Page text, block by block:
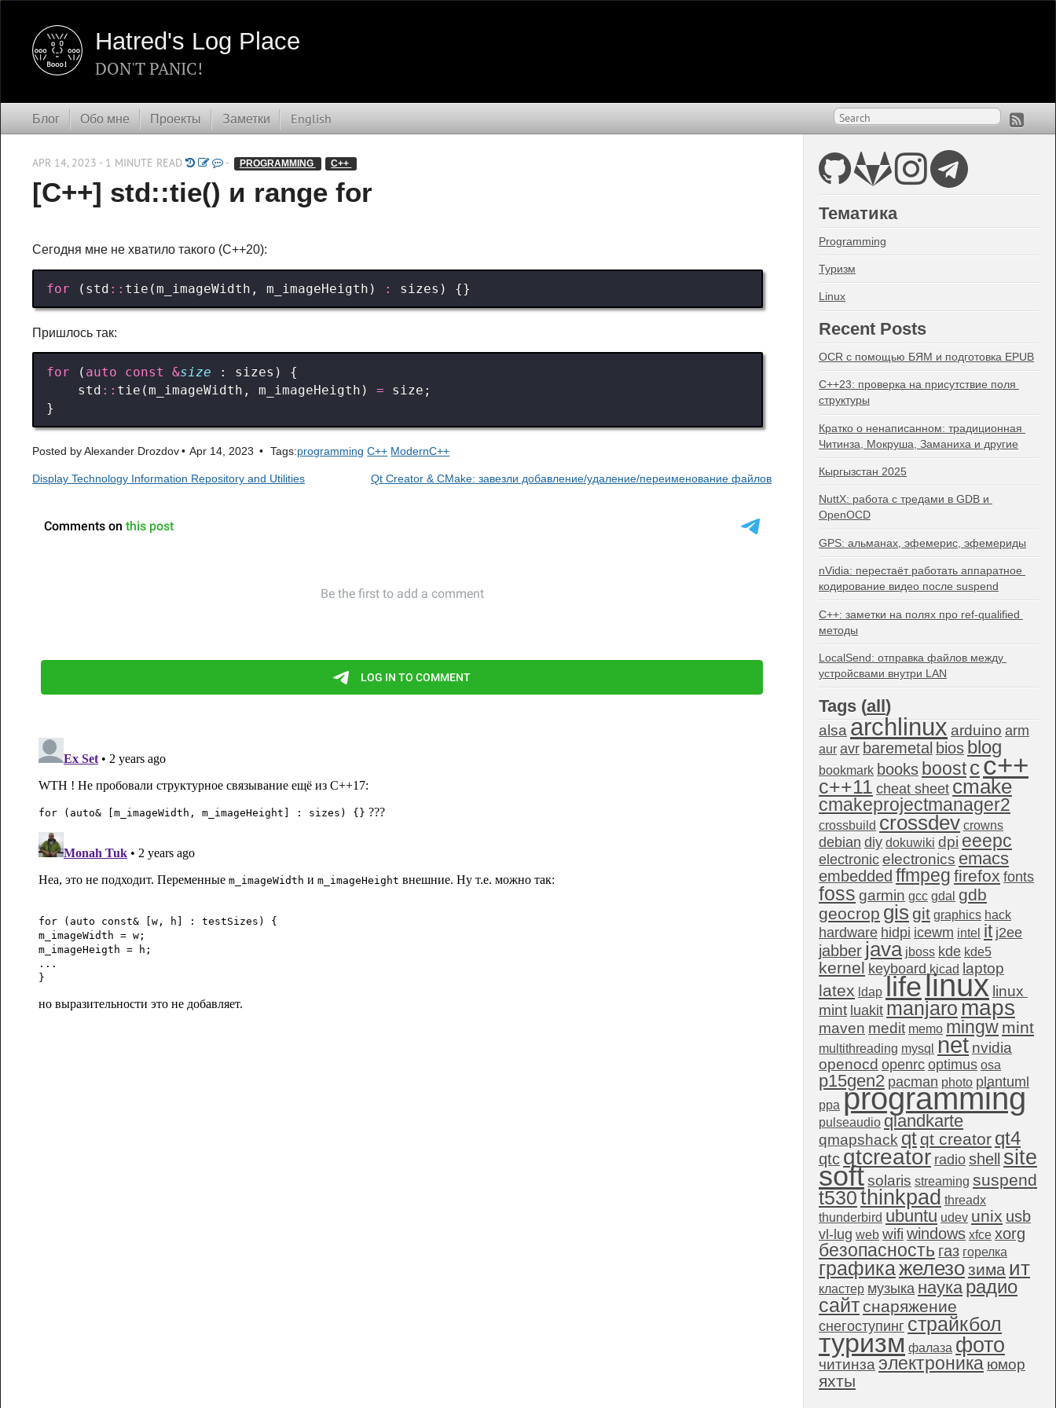
Hatred's Log Place
DON'T PANIC!
Блог Обо мне Проекты Заметки English
APR 14, 2023 - 1 MINUTE READ - PROGRAMMING C++
[C++] std::tie() и range for
Сегодня мне не хватило такого (C++20):
for ( std :: tie (m_imageWidth , m_imageHeigth ) : sizes ) {}
Пришлось так:
for ( auto const &size : sizes )
{
std :: tie (m_imageWidth , m_imageHeigth ) = size ;
}
Posted by Alexander Drozdov Apr 14, 2023 Tags:programming C++ ModernC++
Display Technology Information Repository and Utilities Qt Creator & CMake: завезли добавление/удаление/переименование файлов
Тематика
Programming
Туризм
Linux
Recent Posts
OCR с помощью БЯМ и подготовка EPUB
C++23: проверка на присутствие поля
структуры
Кратко о ненаписанном: традиционная
Читинза, Мокруша, Заманиха и другие
Кыргызстан 2025
NuttX: работа с тредами в GDB и
OpenOCD
GPS: альманах, эфемерис, эфемериды
nVidia: перестаёт работать аппаратное
кодирование видео после suspend
C++: заметки на полях про ref-qualified
методы
LocalSend: отправка файлов между
устройсвами внутри LAN
Tags (all)
alsaarchlinux arduino arm
aur avr baremetal bios blog
bookmark books boost cc++
c++11 cheat sheet cmake
cmakeprojectmanager2
crossbuild crossdev crowns
debian diy dokuwiki dpi eeepc
electronic electronics emacs
embedded ffmpeg firefox fonts
foss garmin gcc gdal gdb
geocrop gis git graphics hack
hardware hidpi icewm intel it j2ee
jabber java jboss kde kde5
kernel keyboard kicad laptop
latex ldap lifelinux linux
mint luakit manjaromaps
maven medit memo mingw mint
multithreading mysql net nvidia
openocd openrc optimus osa
p15gen2 pacman photo plantuml
ppa programming
pulseaudio qlandkarte
qmapshack qt qt creator qt4
qtc qtcreator radio shell site
softsolaris streaming suspend
t530thinkpad threadx
thunderbird ubuntu udev unix usb
vl-lug web wifi windows xfce xorg
безопасность газ горелка
графикажелезозима ит
кластер музыка наука радио
сайт снаряжение
снегоступинг страйкбол
туризм фалаза фото
читинзаэлектроника юмор
яхты